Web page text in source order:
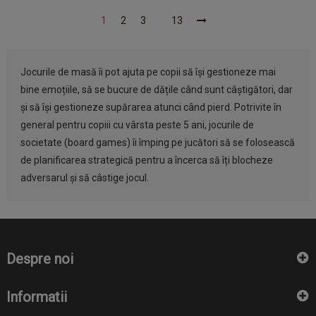
1 2 3 13
Jocurile de masă îi pot ajuta pe copii să își gestioneze mai
bine emoțiile, să se bucure de dățile când sunt câștigători, dar
și să își gestioneze supărarea atunci când pierd. Potrivite în
general pentru copiii cu vârsta peste 5 ani, jocurile de
societate (board games) îi împing pe jucători să se folosească
de planificarea strategică pentru a încerca să îți blocheze
adversarul și să câstige jocul.
Despre noi
Informatii